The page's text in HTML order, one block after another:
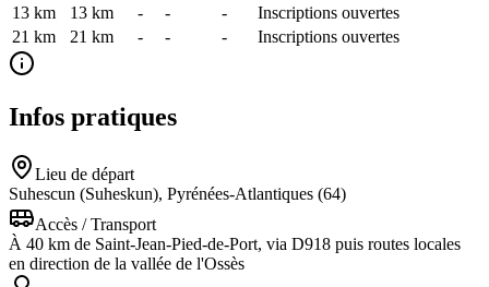
13 km
13 km - - -
Inscriptions ouvertes
21 km
21 km - - - Inscriptions ouvertes
Infos pratiques
Lieu de départ
Suhescun (Suheskun), Pyrénées-Atlantiques (64)
Accès / Transport
À 40 km de Saint-Jean-Pied-de-Port, via D918 puis routes locales
en direction de la vallée de l'Ossès